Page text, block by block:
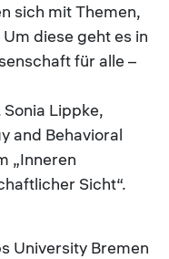
sich mit Themen,
diese geht es in
für alle –
Lippke,
and Behavioral
„Inneren
Sicht“.
University Bremen